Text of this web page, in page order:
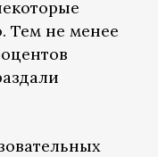
Тем не менее